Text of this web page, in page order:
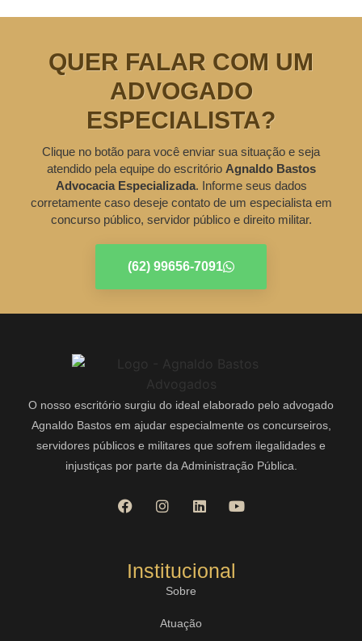
QUER FALAR COM UM
ADVOGADO
ESPECIALISTA?
Clique no botão para você enviar sua situação e seja
atendido pela equipe do escritório Agnaldo Bastos
Advocacia Especializada. Informe seus dados
corretamente caso deseje contato de um especialista em
concurso público, servidor público e direito militar.
(62) 99656-7091
O nosso escritório surgiu do ideal elaborado pelo advogado
Agnaldo Bastos em ajudar especialmente os concurseiros,
servidores públicos e militares que sofrem ilegalidades e
injustiças por parte da Administração Pública.
Institucional
Sobre
Atuação